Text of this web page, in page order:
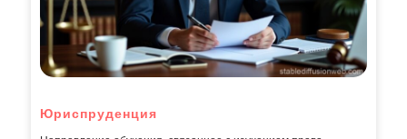
Юриспруденция